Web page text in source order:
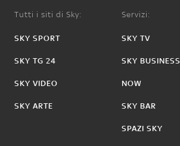
Tutti i siti di Sky:
SKY SPORT
SKY TG 24
SKY VIDEO
SKY ARTE
Servizi:
SKY TV
SKY BUSINESS
NOW
SKY BAR
SPAZI SKY